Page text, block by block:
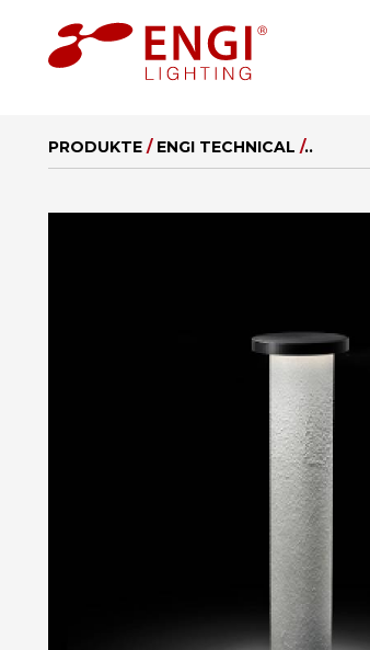
PRODUKTE / ENGI TECHNICAL /..